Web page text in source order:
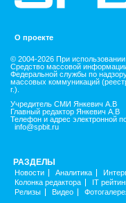
О проекте
© 2004-2026 При
Средство массовой
Федеральной службы по
массовых коммуникаций
г.).
Учредитель СМИ Янкевич А.В
Главный редактор Янкевич А.В
Телефон и адрес электронной
info@spbit.ru
РАЗДЕЛЫ
Новости Аналитика
Колонка редактора
IT
Релизы
Видео